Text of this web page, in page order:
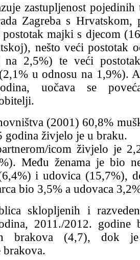
zastupljenost
Zagreba s Hrvatskom,
majki s djecom
nešto veći postotak
2,5%) te veći
u odnosu na 1,9%).
uočava se
(2001) 60,8%
godina živjelo je u braku.
icom živjelo je
Među ženama je bio
i udovica (15,7%),
bio 3,5% a udovaca
sklopljenih i
2011./2012. godine
brakova (4,7), dok je
brakova.